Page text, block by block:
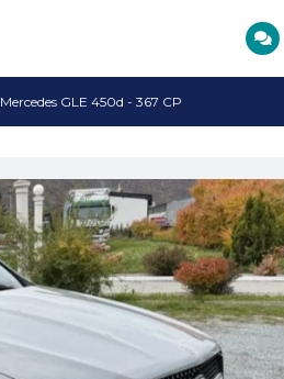
Mercedes GLE 450d - 367 CP